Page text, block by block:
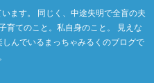
ます。 同じく、中途失明で全盲の夫
育てのこと。私自身のこと。 見えな
んでいるまっちゃみるくのブログで